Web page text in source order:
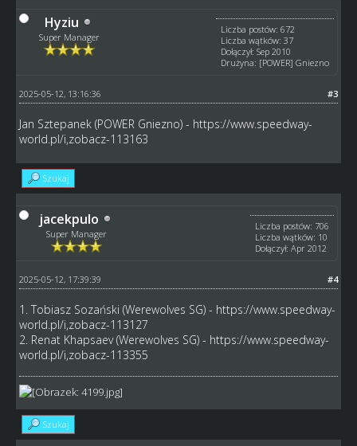
Hyziu
Super Manager
Liczba postów: 672
Liczba wątków: 37
Dołączył: Sep 2010
Drużyna: [POWER] Gniezno
#3
2025-05-12, 13:16:36
Jan Sztepanek (POWER Gniezno) - https://www.speedway-
world.pl/i,zobacz-113163
Szukaj
jacekpulo
Super Manager
Liczba postów: 706
Liczba wątków: 10
Dołączył: Apr 2012
#4
2025-05-12, 17:39:39
1. Tobiasz Sozański (Werewolves SG) - https://www.speedway-
world.pl/i,zobacz-113127
2. Renat Khapsaev (Werewolves SG) - https://www.speedway-
world.pl/i,zobacz-113355
Szukaj